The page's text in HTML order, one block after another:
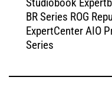
BR Series ROG
ExpertCenter AIO
Series